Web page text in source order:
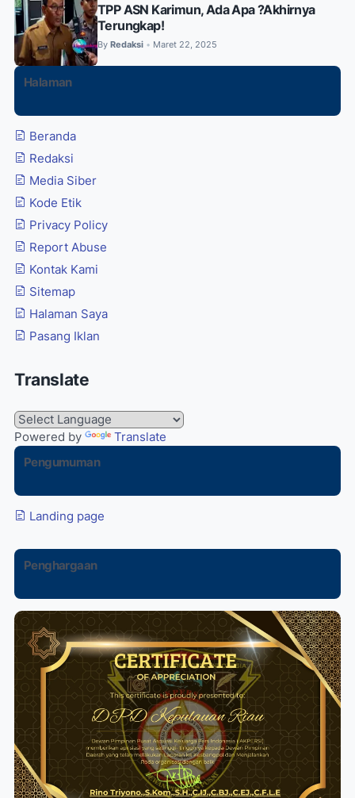
TPP ASN Karimun, Ada Apa ?Akhirnya
Terungkap!
By Redaksi • Maret 22, 2025
Halaman
Beranda
Redaksi
Media Siber
Kode Etik
Privacy Policy
Report Abuse
Kontak Kami
Sitemap
Halaman Saya
Pasang Iklan
Translate
Powered by
Translate
Pengumuman
Landing page
Penghargaan